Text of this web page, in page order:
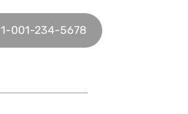
1-001-234-5678